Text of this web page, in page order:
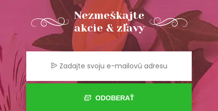
Nezmeškajte
akcie & zľavy
ODOBERAŤ